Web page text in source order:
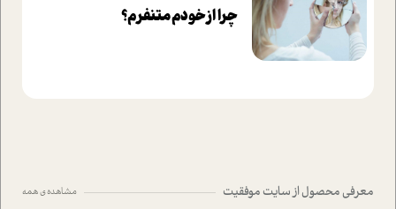
چرا از خودم متنفرم؟
معرفی محصول از سایت موفقیت مشاهده ی همه